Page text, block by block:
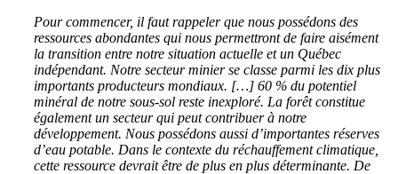
Pour commencer, il faut rappeler que nous possédons des
ressources abondantes qui nous permettront de faire aisément
la transition entre notre situation actuelle et un Québec
indépendant. Notre secteur minier se classe parmi les dix plus
importants producteurs mondiaux. […] 60 % du potentiel
minéral de notre sous-sol reste inexploré. La forêt constitue
également un secteur qui peut contribuer à notre
développement. Nous possédons aussi d’importantes réserves
d’eau potable. Dans le contexte du réchauffement climatique,
cette ressource devrait être de plus en plus déterminante. De